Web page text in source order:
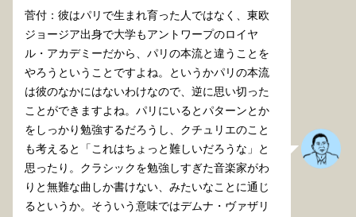
菅付：彼はパリで生まれ育った人ではなく、東欧
ジョージア出身で大学もアントワープのロイヤ
ル・アカデミーだから、パリの本流と違うことを
やろうということですよね。というかパリの本流
は彼のなかにはないわけなので、逆に思い切った
ことができますよね。パリにいるとパターンとか
をしっかり勉強するだろうし、クチュリエのこと
も考えると「これはちょっと難しいだろうな」と
思ったり。クラシックを勉強しすぎた音楽家がわ
りと無難な曲しか書けない、みたいなことに通じ
るというか。そういう意味ではデムナ・ヴァザリ